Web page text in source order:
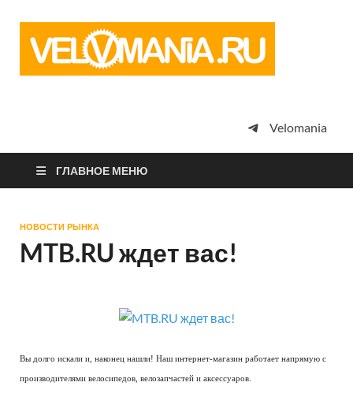
просто
Velomania
ГЛАВНОЕ МЕНЮ
НОВОСТИ РЫНКА
MTB.RU ждет вас!
Вы долго искали и, наконец нашли! Наш интернет-магазин работает напрямую с
производителями велосипедов, велозапчастей и аксессуаров.